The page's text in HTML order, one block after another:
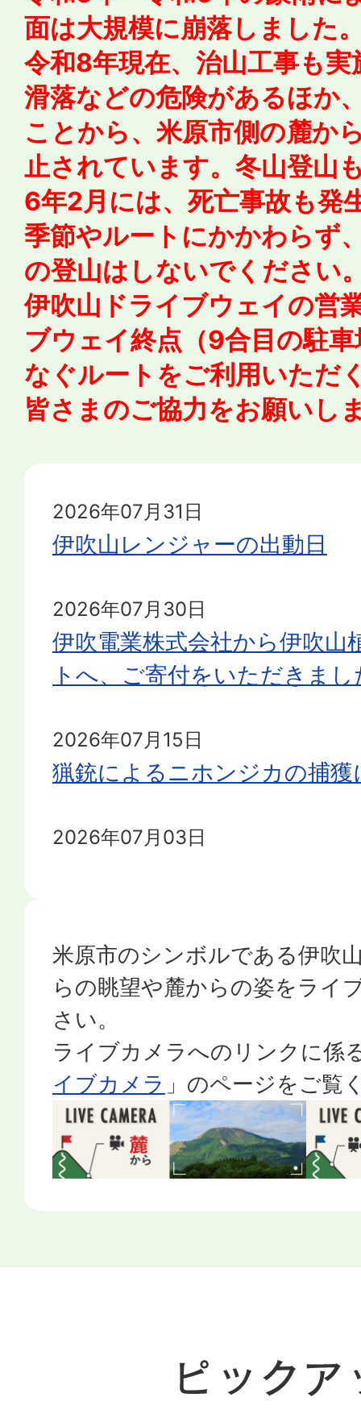
面は大規模に崩落しました
令和8年現在、治山工事も
滑落などの危険があるほか
ことから、米原市側の麓か
止されています。冬山登山
6年2月には、死亡事故も発
季節やルートにかかわらず
の登山はしないでください
伊吹山ドライブウェイの営
ブウェイ終点（9合目の駐
なぐルートをご利用いただ
皆さまのご協力をお願いし
2026年07月31日
伊吹山レンジャーの出動日
2026年07月30日
伊吹電業株式会社から伊吹山
トへ、ご寄付をいただきまし
2026年07月15日
猟銃によるニホンジカの捕獲
2026年07月03日
南側斜面植生復元の最新状況
2026年06月19日
山頂・3合目における植生保
2026年06月19日
ニホンジカ捕獲事業の最新状
米原市のシンボルである伊吹
らの眺望や麓からの姿をライ
さい。
ライブカメラへのリンクに係
イブカメラ 」のページをご覧